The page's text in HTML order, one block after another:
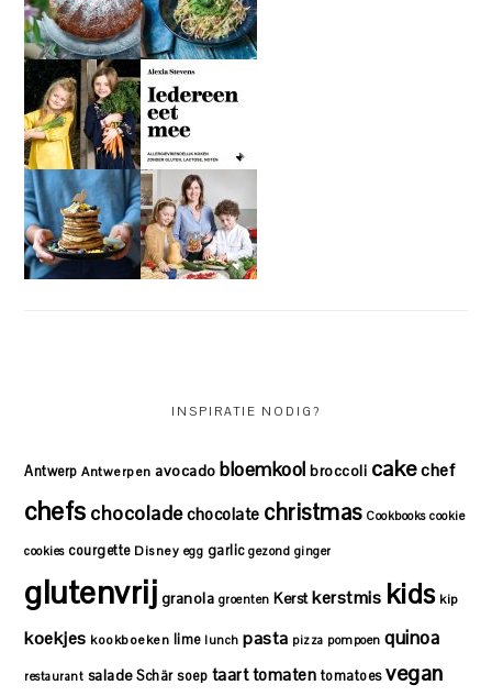
INSPIRATIE NODIG?
Antwerp Antwerpen avocado bloemkool broccoli cakechef
chefs chocoladechocolate christmas Cookbooks cookie
cookies courgette Disney egg garlic gezond ginger
glutenvrij granola groenten Kerst kerstmis kids kip
koekjes kookboeken lime lunch pasta pizza pompoen quinoa
restaurant salade Schär soep taarttomaten tomatoes vegan